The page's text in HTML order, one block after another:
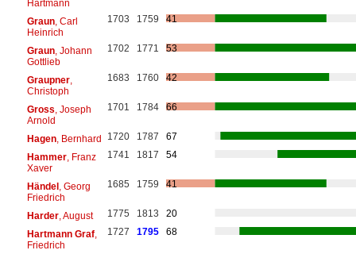
Hartmann
Graun, Carl
Heinrich
1703 1759 41
Graun, Johann
Gottlieb
1702 1771 53
Graupner,
Christoph
1683 1760 42
Gross , Joseph
Arnold
1701 1784 66
Hagen, Bernhard 1720 1787
67
Hammer, Franz
Xaver
1741 1817 54
Händel, Georg
Friedrich
1685 1759 41
Harder, August 1775 1813
20
Hartmann Graf,
Friedrich
1727 1795 68